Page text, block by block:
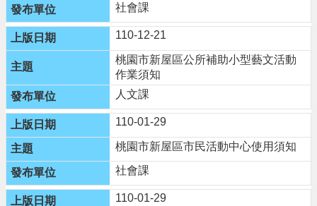
料
回
頁
網
站
導
覽
市
政
信
社會課
110-12-21
桃園市新屋區公所補助小型藝文活動
作業須知
人文課
110-01-29
桃園市新屋區市民活動中心使用須知
社會課
110-01-29